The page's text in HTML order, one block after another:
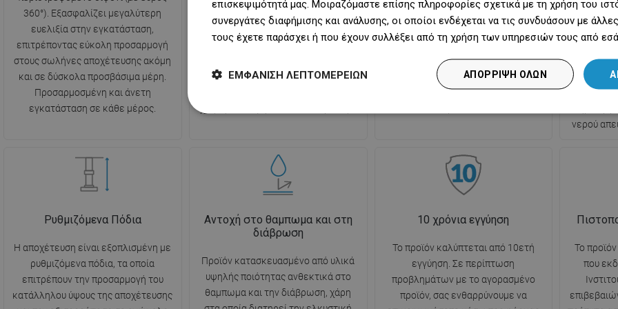
360°). Εξασφαλίζει μεγαλύτερη
ευελιξία στην εγκατάσταση,
επιτρέποντας εύκολη προσαρμογή
στους σωλήνες αποχέτευσης ακόμη
και σε δύσκολα προσβάσιμα μέρη.
Προσαρμοσμένη και άνετη
εγκατάσταση σε κάθε μέρος.
την απομάκρυνση του
χρησιμοποιημένου νερού,
προσφέροντας ταυτόχρονα
επιστροφή των δυσάρεστων οσμών
γρήγορο. Αρκεί να αφαιρέσετε το
επάνω, κινητό στοιχείο, να
αφαιρέσετε τους ρύπους και να το
ξεπλύνετε με νερό. Ιδανική
υποστήριξη για τη φροντίδα της
υγιεινής και της καθαριότητας στο
νερού
Ρυθμιζόμενα Πόδια
Η αποχέτευση είναι εξοπλισμένη με
ρυθμιζόμενα πόδια, τα οποία
επιτρέπουν την προσαρμογή του
κατάλληλου ύψους της αποχέτευσης
Αντοχή στο θαμπωμα και στη
διάβρωση
Προϊόν κατασκευασμένο από υλικά
υψηλής ποιότητας ανθεκτικά στο
θαμπωμα και την διάβρωση, χάρη
10 χρόνια εγγύηση
Το προϊόν καλύπτεται από 10ετή
εγγύηση. Σε περίπτωση
προβλημάτων με το αγορασμένο
προϊόν, σας ενθαρρύνουμε να
Το προϊόν
που
επισκεψιμότητά μας. Μοιραζόμαστε επίσης πληροφορίες σχετικά με τη χρήση του
συνεργάτες διαφήμισης και ανάλυσης, οι οποίοι ενδέχεται να τις συνδυάσουν με
τους έχετε παράσχει ή που έχουν συλλέξει από τη χρήση των υπηρεσιών τους από
ΑΠΌΡΡΙΨΗ ΌΛΩΝ
ΕΜΦΆΝΙΣΗ ΛΕΠΤΟΜΕΡΕΙΏΝ